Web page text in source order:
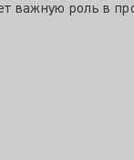
важную роль в